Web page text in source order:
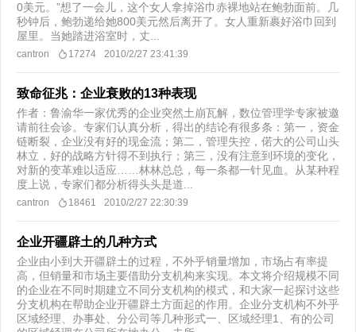
0美元。”想了一会儿，这个女人拿掉浴巾赤裸地站在鲍勃面前。几
秒钟后，鲍勃递给她800美元然后离开了。女人重新裹好浴巾回到
屋里。当她踏进浴室时，丈...
cantron 17274 2010/2/27 23:41:39
致命征兆：企业衰败的13种表现
作者：鲁渝华一家优秀的企业突然土崩瓦解，数位管理学专家被邀
请前往会诊。专家们认真分析，得出的结论有很多条：第一，资金
链断裂，企业没有好的现金流；第二，管理失控，偌大的公司山头
林立，好的战略方针得不到执行；第三，没有注意到环境的变化，
对新的变革难以适应……林林总总，每一条都一针见血。从某种程
度上说，专家们都分析得头头是道...
cantron 18461 2010/2/27 22:30:39
企业开疆辟土的几种方式
企业由小到大开疆辟土的过程，不外乎销量增加，市场占有率提
高，但销量和市场主要借助分支机构来实现。本文将介绍规模不同
的企业在不同时期建立不同分支机构的模式，和大家一起探讨这些
分支机构在帮助企业开疆辟土方面起的作用。企业分支机构不外乎
区域经理、办事处、分公司等几种形式一、区域经理1、有的公司